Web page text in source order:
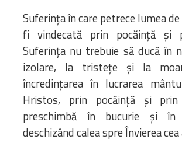
Suferința în care petrece lumea
fi vindecată prin pocăință și
Suferința nu trebuie să ducă în
izolare, la tristețe și la
încredințarea în lucrarea
Hristos, prin pocăință și
preschimbă în bucurie și în
deschizând calea spre Învierea